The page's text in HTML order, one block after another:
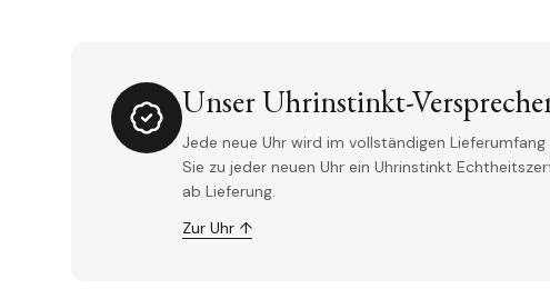
Unser Uhrinstinkt-
Jede neue Uhr wird im vollständigen
Sie zu jeder neuen Uhr ein Uhrinstinkt
ab Lieferung.
Zur Uhr ↑